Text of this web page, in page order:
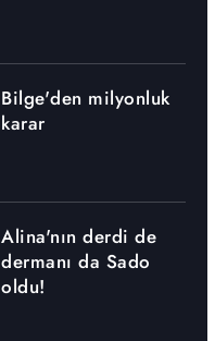
Bilge'den milyonluk
karar
Alina'nın derdi de
dermanı da Sado
oldu!